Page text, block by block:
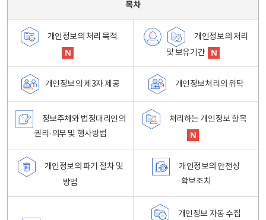
목차
개인정보의 처리 목적
개인정보의 처리
및 보유기간
개인정보의 제3자 제공 개인정보처리의 위탁
정보주체와 법정대리인의
권리·의무 및 행사방법
처리하는 개인정보 항목
개인정보의 파기 절차 및
방법
개인정보의 안전성
확보조치
개인정보 자동 수집